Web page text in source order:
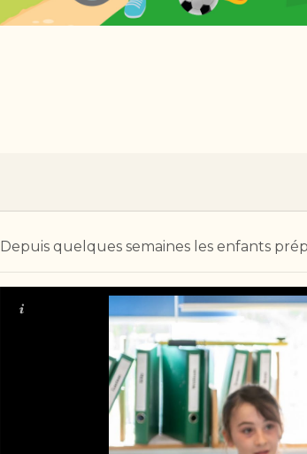
Depuis quelques semaines les enfants